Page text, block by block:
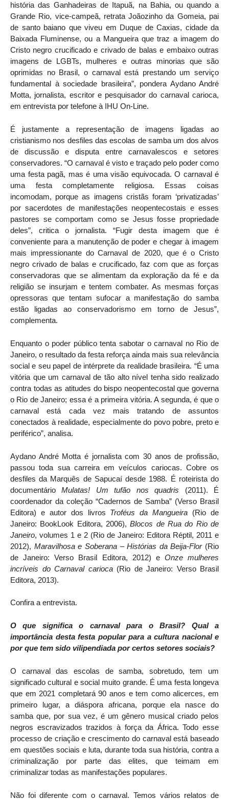
história das Ganhadeiras de Itapuã, na Bahia, ou quando a
Grande Rio, vice-campeã, retrata Joãozinho da Gomeia, pai
de santo baiano que viveu em Duque de Caxias, cidade da
Baixada Fluminense, ou a Mangueira que traz a imagem do
Cristo negro crucificado e crivado de balas e embaixo outras
imagens de LGBTs, mulheres e outras minorias que são
oprimidas no Brasil, o carnaval está prestando um serviço
fundamental à sociedade brasileira”, pondera Aydano André
Motta, jornalista, escritor e pesquisador do carnaval carioca,
em entrevista por telefone à IHU On-Line.
É justamente a representação de imagens ligadas ao
cristianismo nos desfiles das escolas de samba um dos alvos
de discussão e disputa entre carnavalescos e setores
conservadores. “O carnaval é visto e traçado pelo poder como
uma festa pagã, mas é uma visão equivocada. O carnaval é
uma festa completamente religiosa. Essas coisas
incomodam, porque as imagens cristãs foram ‘privatizadas’
por sacerdotes de manifestações neopentecostais e esses
pastores se comportam como se Jesus fosse propriedade
deles”, critica o jornalista. “Fugir desta imagem que é
conveniente para a manutenção de poder e chegar à imagem
mais impressionante do Carnaval de 2020, que é o Cristo
negro crivado de balas e crucificado, faz com que as forças
conservadoras que se alimentam da exploração da fé e da
religião se insurjam e tentem combater. As mesmas forças
opressoras que tentam sufocar a manifestação do samba
estão ligadas ao conservadorismo em torno de Jesus”,
complementa.
Enquanto o poder público tenta sabotar o carnaval no Rio de
Janeiro, o resultado da festa reforça ainda mais sua relevância
social e seu papel de intérprete da realidade brasileira. “É uma
vitória que um carnaval de tão alto nível tenha sido realizado
contra todas as atitudes do bispo neopentecostal que governa
o Rio de Janeiro; essa é a primeira vitória. A segunda, é que o
carnaval está cada vez mais tratando de assuntos
conectados à realidade, especialmente do povo pobre, preto e
periférico”, analisa.
Aydano André Motta é jornalista com 30 anos de profissão,
passou toda sua carreira em veículos cariocas. Cobre os
desfiles da Marquês de Sapucaí desde 1988. É roteirista do
documentárioMulatas! Um tufão nos quadris (2011). É
coordenador da coleção “Cadernos de Samba” (Verso Brasil
Editora) e autor dos livros Troféus da Mangueira (Rio de
Janeiro: BookLook Editora, 2006),Blocos de Rua do Rio de
Janeiro, volumes 1 e 2 (Rio de Janeiro: Editora Réptil, 2011 e
2012), Maravilhosa e Soberana – Histórias da Beija-Flor(Rio
de Janeiro: Verso Brasil Editora, 2012) e Onze mulheres
incríveis do Carnaval carioca(Rio de Janeiro: Verso Brasil
Editora, 2013).
Confira a entrevista.
O que significa o carnaval para o Brasil? Qual a
importância desta festa popular para a cultura nacional e
por que tem sido vilipendiada por certos setores sociais?
O carnaval das escolas de samba, sobretudo, tem um
significado cultural e social muito grande. É uma festa longeva
que em 2021 completará 90 anos e tem como alicerces, em
primeiro lugar, a diáspora africana, porque ela nasce do
samba que, por sua vez, é um gênero musical criado pelos
negros escravizados trazidos à força da África. Todo esse
processo de criação e crescimento do carnaval está baseado
em questões sociais e luta, durante toda sua história, contra a
criminalização por parte das elites, que teimam em
criminalizar todas as manifestações populares.
Não foi diferente com o carnaval. Temos vários relatos de